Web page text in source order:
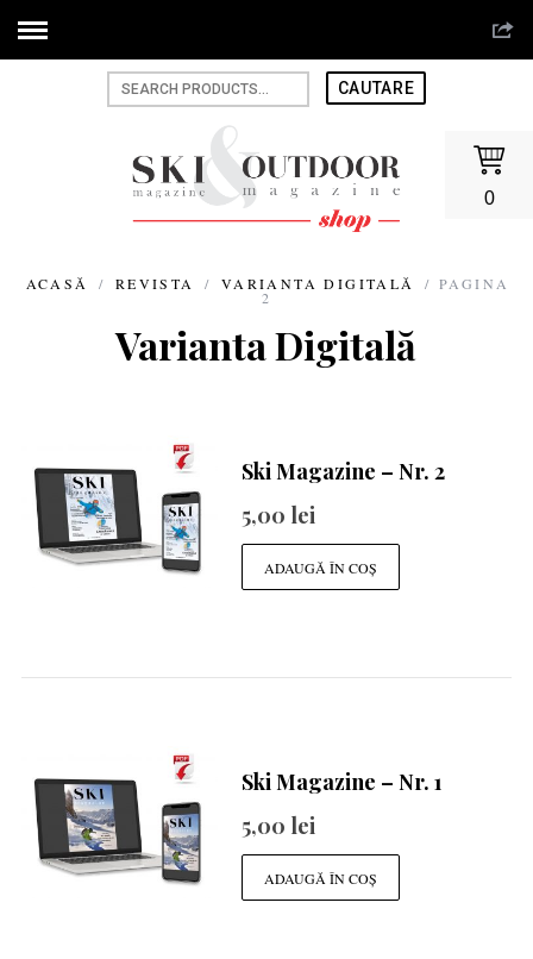
ACASĂ / REVISTA / VARIANTA DIGITALĂ / PAGINA
2
Varianta Digitală
Ski Magazine – Nr. 2
5,00 lei
ADAUGĂ ÎN COȘ
Ski Magazine – Nr. 1
5,00 lei
ADAUGĂ ÎN COȘ
0